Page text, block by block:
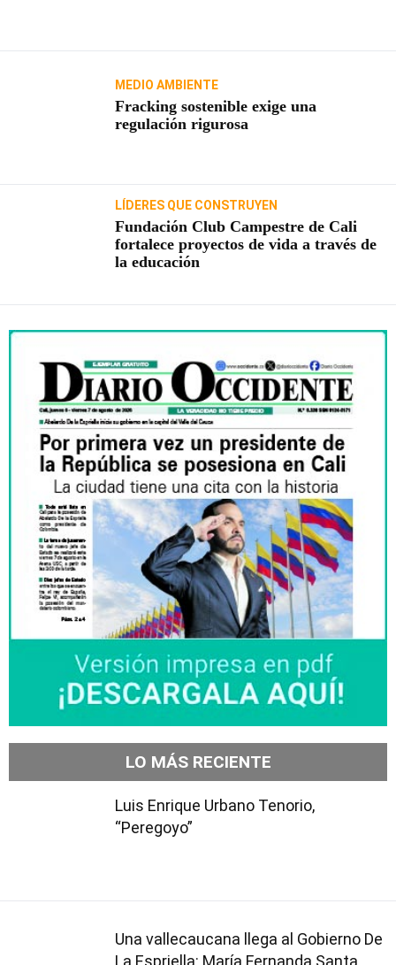
MEDIO AMBIENTE
Fracking sostenible exige una
regulación rigurosa
LÍDERES QUE CONSTRUYEN
Fundación Club Campestre de Cali
fortalece proyectos de vida a través de
la educación
LO MÁS RECIENTE
Luis Enrique Urbano Tenorio,
“Peregoyo”
Una vallecaucana llega al Gobierno De
La Espriella: María Fernanda Santa,